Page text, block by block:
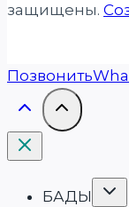
защищены.
Позвонить
БАДЫ